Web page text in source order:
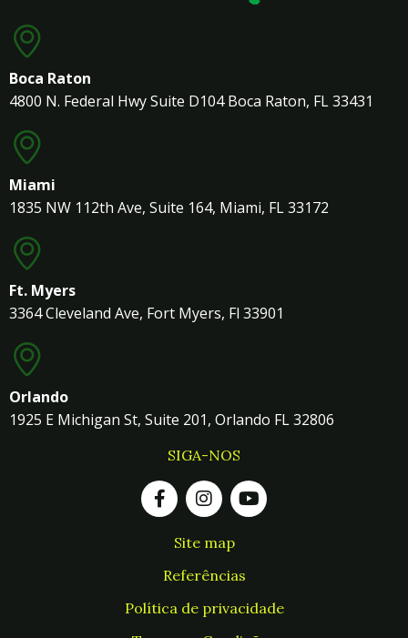
Boca Raton
4800 N. Federal Hwy Suite D104 Boca Raton, FL 33431
Miami
1835 NW 112th Ave, Suite 164, Miami, FL 33172
Ft. Myers
3364 Cleveland Ave, Fort Myers, Fl 33901
Orlando
1925 E Michigan St, Suite 201, Orlando FL 32806
SIGA-NOS
Site map
Referências
Política de privacidade